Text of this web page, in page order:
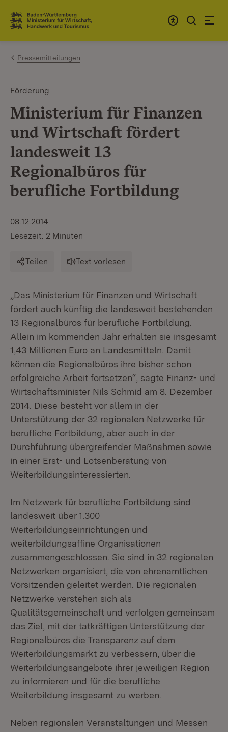
Zum Inhalt springen
Link zur Startseite
Pressemitteilungen
Förderung
Ministerium für Finanzen
und Wirtschaft fördert
landesweit 13
Regionalbüros für
berufliche Fortbildung
08.12.2014
Lesezeit: 2 Minuten
Teilen Text vorlesen
„Das Ministerium für Finanzen und Wirtschaft
fördert auch künftig die landesweit bestehenden
13 Regionalbüros für berufliche Fortbildung.
Allein im kommenden Jahr erhalten sie insgesamt
1,43 Millionen Euro an Landesmitteln. Damit
können die Regionalbüros ihre bisher schon
erfolgreiche Arbeit fortsetzen“, sagte Finanz- und
Wirtschaftsminister Nils Schmid am 8. Dezember
2014. Diese besteht vor allem in der
Unterstützung der 32 regionalen Netzwerke für
berufliche Fortbildung, aber auch in der
Durchführung übergreifender Maßnahmen sowie
in einer Erst- und Lotsenberatung von
Weiterbildungsinteressierten.
Im Netzwerk für berufliche Fortbildung sind
landesweit über 1.300
Weiterbildungseinrichtungen und
weiterbildungsaffine Organisationen
zusammengeschlossen. Sie sind in 32 regionalen
Netzwerken organisiert, die von ehrenamtlichen
Vorsitzenden geleitet werden. Die regionalen
Netzwerke verstehen sich als
Qualitätsgemeinschaft und verfolgen gemeinsam
das Ziel, mit der tatkräftigen Unterstützung der
Regionalbüros die Transparenz auf dem
Weiterbildungsmarkt zu verbessern, über die
Weiterbildungsangebote ihrer jeweiligen Region
zu informieren und für die berufliche
Weiterbildung insgesamt zu werben.
Neben regionalen Veranstaltungen und Messen